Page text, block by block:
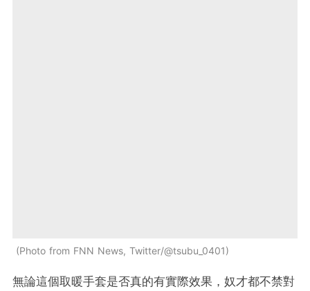
Photo from FNN News, Twitter/@tsubu_0401
無論這個取暖手套是否真的有實際效果，奴才都不禁對